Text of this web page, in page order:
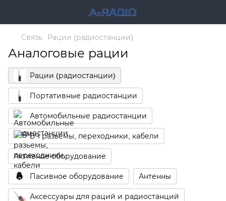
Связь Рации (радиостанции)
Аналоговые рации
Рации (радиостанции)
Портативные радиостанции
Автомобильные радиостанции
ВЧ разьемы, переходники, кабели
Активное оборудование
Пасивное оборудование Антенны
Аксессуары для раций и радиостанций